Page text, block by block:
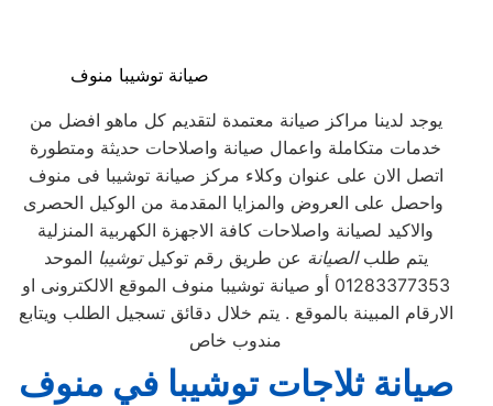
صيانة توشيبا منوف
يوجد لدينا مراكز صيانة معتمدة لتقديم كل ماهو افضل من
خدمات متكاملة واعمال صيانة واصلاحات حديثة ومتطورة
اتصل الان على عنوان وكلاء مركز صيانة توشيبا فى منوف
واحصل على العروض والمزايا المقدمة من الوكيل الحصرى
والاكيد لصيانة واصلاحات كافة الاجهزة الكهربية المنزلية
يتم طلبالصيانة عن طريق رقم توكيلتوشيبا الموحد
01283377353 أو صيانة توشيبا منوف الموقع الالكترونى او
الارقام المبينة بالموقع . يتم خلال دقائق تسجيل الطلب ويتابع
مندوب خاص
صيانة ثلاجات توشيبا في منوف